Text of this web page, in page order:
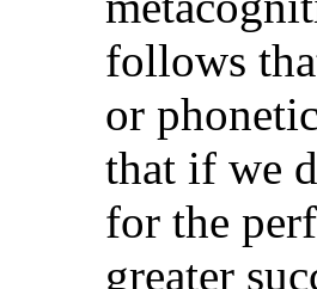
follows
or
that if we
for the
greater